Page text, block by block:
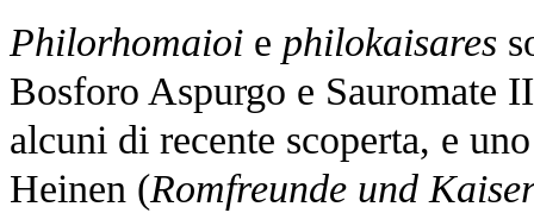
Philorhomaioi e philokaisares
Bosforo Aspurgo e Sauromate
alcuni di recente scoperta, e
Heinen (Romfreunde und